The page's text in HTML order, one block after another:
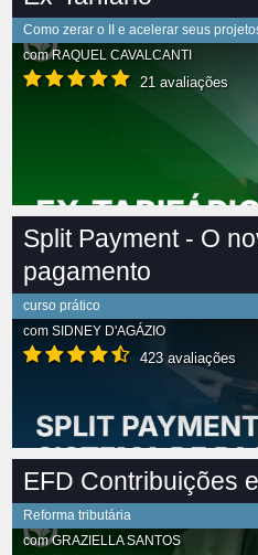
Como zerar o II e acelerar seus
comRAQUEL CAVALCANTI
21 avaliações
Split Payment - O
pagamento
curso prático
com SIDNEY D'AGÁZIO
423 avaliações
EFD Contribuições
Reforma tributária
comGRAZIELLA SANTOS